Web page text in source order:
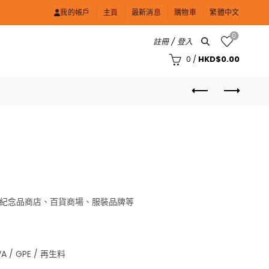
我的帳戶 主頁 最新消息 購物車 繁體中文
註冊 / 登入
0
0 / HKD$0.00
念品商店、百貨商場、服裝品牌等
/ GPE / 再生料